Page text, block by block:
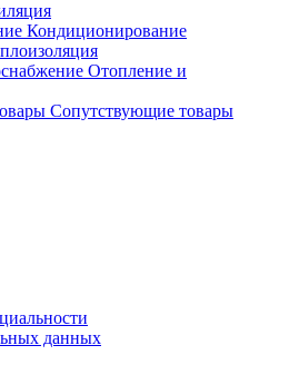
Кондиционирование
Отопление и
Сопутствующие товары
данных